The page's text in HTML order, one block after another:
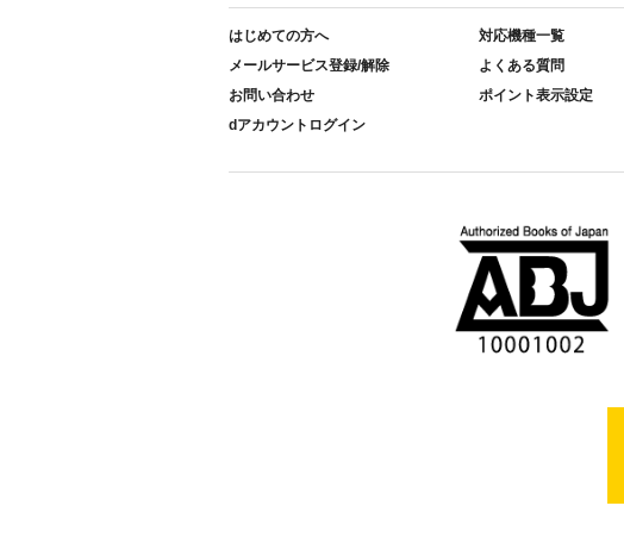
はじめての方へ
対応機種一覧
メールサービス登録/解除
よくある質問
お問い合わせ
ポイント表示設定
dアカウントログイン